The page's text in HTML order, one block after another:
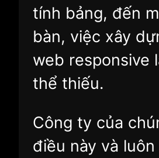
tính bảng, đến
bàn, việc xây
web responsive
thể thiếu.
Công ty của
điều này và